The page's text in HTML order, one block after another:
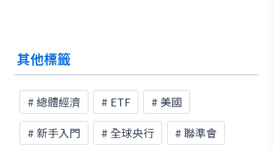
其他標籤
#總體經濟 # ETF # 美國
#新手入門 # 全球央行 #聯準會